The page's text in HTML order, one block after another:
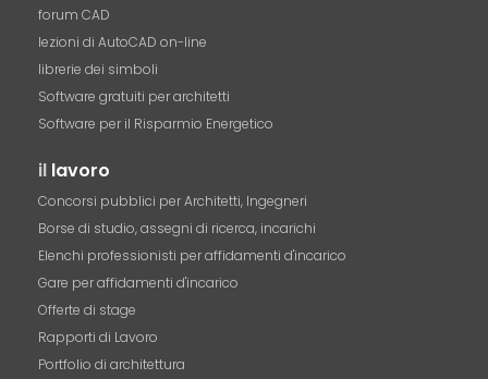
forum CAD
lezioni di AutoCAD on-line
librerie dei simboli
Software gratuiti per architetti
Software per il Risparmio Energetico
il lavoro
Concorsi pubblici per Architetti, Ingegneri
Borse di studio, assegni di ricerca, incarichi
Elenchi professionisti per affidamenti d'incarico
Gare per affidamenti d'incarico
Offerte di stage
Rapporti di Lavoro
Portfolio di architettura